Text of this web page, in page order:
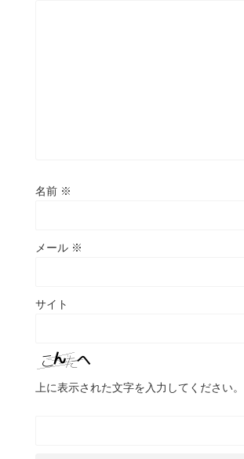
名前 ※
メール ※
サイト
上に表示された文字を入力してください。